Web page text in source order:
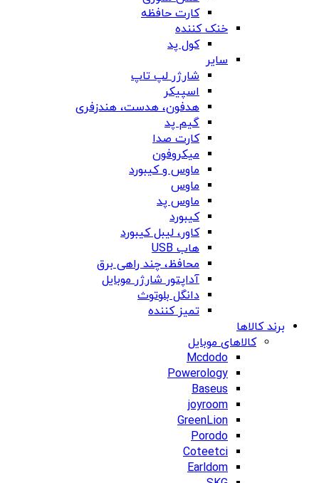
کارت حافظه
خنک کننده
کول پد
سایر
شارژر لپ تاپ
اسپیکر
هدفون، هدست، هندزفری
گیم پد
کارت صدا
میکروفون
ماوس و کیبورد
ماوس
ماوس پد
کیبورد
کاور، لیبل کیبورد
هاب USB
محافظ، چند راهی برق
آداپتور شارژر موبایل
دانگل بلوتوث
تمیز کننده
برند کالاها
کالاهای موبایل
Mcdodo
Powerology
Baseus
joyroom
GreenLion
Porodo
Coteetci
Earldom